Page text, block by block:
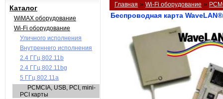
Каталог
WiMAX оборудование
Wi-Fi оборудование
Уличного исполнения
Внутреннего исполнения
2.4 ГГц 802.11b
2.4 ГГц 802.11bg
5 ГГц 802.11a
PCMCIA, USB, PCI, mini-
PCI карты
Главная » Wi-Fi оборудование »
Беспроводная карта